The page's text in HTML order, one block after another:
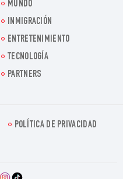
MUNDO
INMIGRACIÓN
ENTRETENIMIENTO
TECNOLOGÍA
PARTNERS
POLÍTICA DE PRIVACIDAD